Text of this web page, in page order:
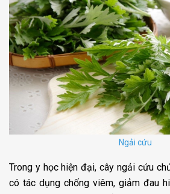
Ngải cứu
Trong y học hiện đại, cây ngải cứu
có tác dụng chống viêm, giảm đau